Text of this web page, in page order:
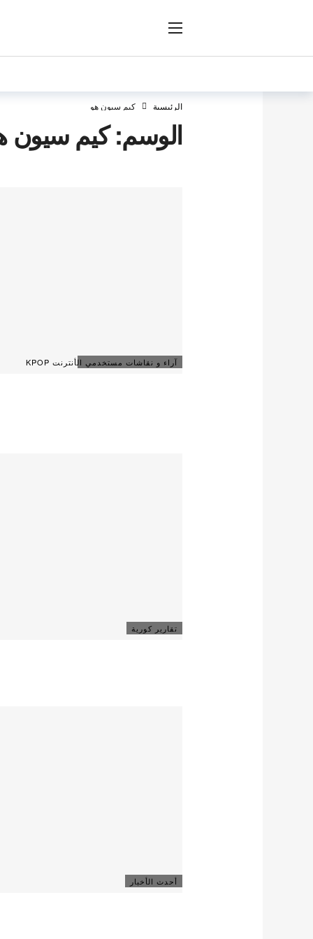
الرئيسية كيم سيون هو
الوسم:كيم سيون
آراء و نقاشات مستخدمي الأنترنت KPOP
تقارير كورية
أحدث الأخبار